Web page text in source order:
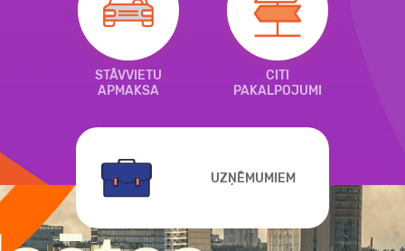
STĀVVIETU
APMAKSA
CITI
PAKALPOJUMI
UZŅĒMUMIEM